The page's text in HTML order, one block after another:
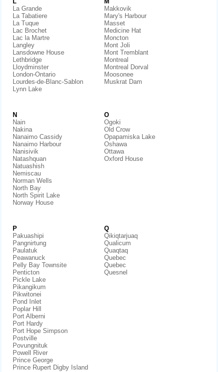
La Grande
La Tabatiere
La Tuque
Lac Brochet
Lac la Martre
Langley
Lansdowne House
Lethbridge
Lloydminster
London-Ontario
Lourdes-de-Blanc-Sablon
Lynn Lake
Makkovik
Mary's Harbour
Masset
Medicine Hat
Moncton
Mont Joli
Mont Tremblant
Montreal
Montreal Dorval
Moosonee
Muskrat Dam
N
Nain
Nakina
Nanaimo Cassidy
Nanaimo Harbour
Nanisivik
Natashquan
Natuashish
Nemiscau
Norman Wells
North Bay
North Spirit Lake
Norway House
O
Ogoki
Old Crow
Opapamiska Lake
Oshawa
Ottawa
Oxford House
P
Pakuashipi
Pangnirtung
Paulatuk
Peawanuck
Pelly Bay Townsite
Penticton
Pickle Lake
Pikangikum
Pikwitonei
Pond Inlet
Poplar Hill
Port Alberni
Port Hardy
Port Hope Simpson
Postville
Povungnituk
Powell River
Prince George
Prince Rupert Digby Island
Q
Qikiqtarjuaq
Qualicum
Quaqtaq
Quebec
Quebec
Quesnel